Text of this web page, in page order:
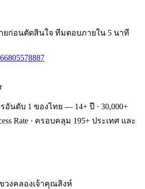
ยก่อนตัดสินใจ ทีมตอบภายใน 5 นาที
นดับ 1 ของไทย — 14+ ปี · 30,000+
Rate · ครอบคลุม 195+ ประเทศ และ
วงคลองเจ้าคุณสิงห์